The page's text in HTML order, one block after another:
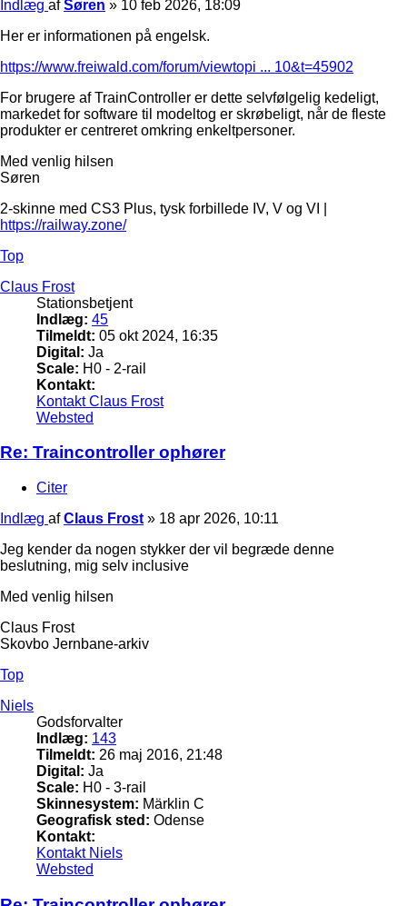
Indlæg afSøren » 10 feb 2026, 18:09
Her er informationen på engelsk.
https://www.freiwald.com/forum/viewtopi ... 10&t=45902
For brugere af TrainController er dette selvfølgelig kedeligt,
markedet for software til modeltog er skrøbeligt, når de fleste
produkter er centreret omkring enkeltpersoner.
Med venlig hilsen
Søren
2-skinne med CS3 Plus, tysk forbillede IV, V og VI |
https://railway.zone/
Top
Claus Frost
Stationsbetjent
Indlæg: 45
Tilmeldt: 05 okt 2024, 16:35
Digital: Ja
Scale: H0 - 2-rail
Kontakt:
Kontakt Claus Frost
Websted
Re: Traincontroller ophører
Citer
Indlæg afClaus Frost » 18 apr 2026, 10:11
Jeg kender da nogen stykker der vil begræde denne
beslutning, mig selv inclusive
Med venlig hilsen
Claus Frost
Skovbo Jernbane-arkiv
Top
Niels
Godsforvalter
Indlæg: 143
Tilmeldt: 26 maj 2016, 21:48
Digital: Ja
Scale: H0 - 3-rail
Skinnesystem: Märklin C
Geografisk sted: Odense
Kontakt:
Kontakt Niels
Websted